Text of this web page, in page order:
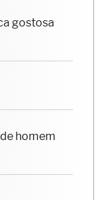
gostosa
homem